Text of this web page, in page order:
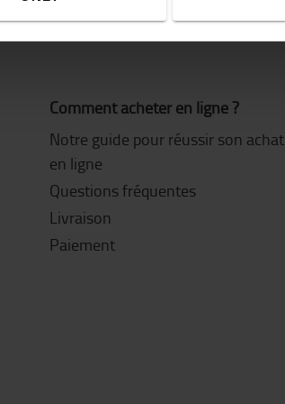
Comment acheter en ligne ?
Notre guide pour réussir son achat
en ligne
Questions fréquentes
Livraison
Paiement